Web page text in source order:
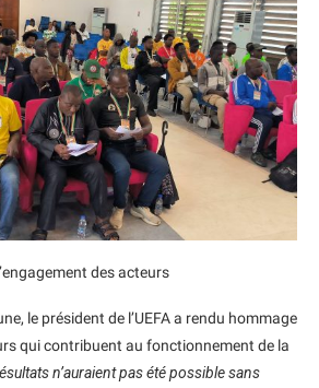
des acteurs
le président de l’UEFA a rendu hommage
qui contribuent au fonctionnement de la
n’auraient pas été possible sans